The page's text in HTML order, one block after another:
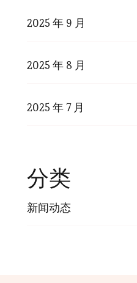
2025 年 9 月
2025 年 8 月
2025 年 7 月
分类
新闻动态